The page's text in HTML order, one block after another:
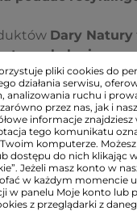
Dary Natury
ekologicznym
zawarte w
chemikaliami,
i modyfikacji
DO OCHRONY
pliki cookies do
działania serwisu,
analizowania ruchu i
przez nas, jak i
informacje
tego komunikatu
komputerze.
dostępu do nich klikając w
Jeżeli masz konto w
w każdym momencie
w panelu Moje konto lub
z przeglądarki z